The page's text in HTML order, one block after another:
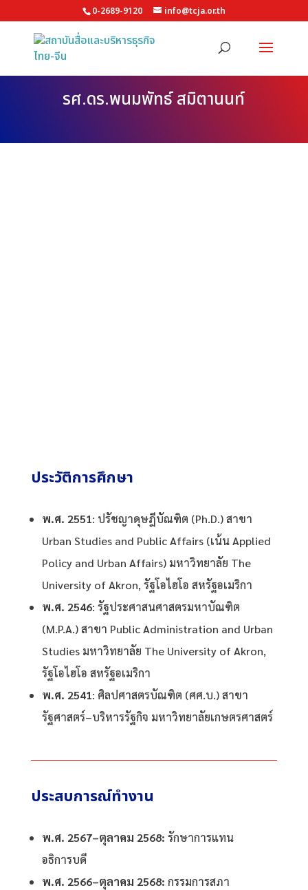
0-2689-9120 info@tcja.or.th
รศ.ดร.พนมพัทธ์ สมิตานนท์
ประวัติการศึกษา
พ.ศ. 2551: ปรัชญาดุษฎีบัณฑิต (Ph.D.) สาขา
Urban Studies and Public Affairs (เน้น Applied
Policy and Urban Affairs) มหาวิทยาลัย The
University of Akron, รัฐโอไฮโอ สหรัฐอเมริกา
พ.ศ. 2546: รัฐประศาสนศาสตรมหาบัณฑิต
(M.P.A.) สาขา Public Administration and Urban
Studies มหาวิทยาลัย The University of Akron,
รัฐโอไฮโอ สหรัฐอเมริกา
พ.ศ. 2541: ศิลปศาสตรบัณฑิต (ศศ.บ.) สาขา
รัฐศาสตร์–บริหารรัฐกิจ มหาวิทยาลัยเกษตรศาสตร์
ประสบการณ์ทำงาน
พ.ศ. 2567–ตุลาคม 2568: รักษาการแทน
อธิการบดี
พ.ศ. 2566–ตุลาคม 2568: กรรมการสภา